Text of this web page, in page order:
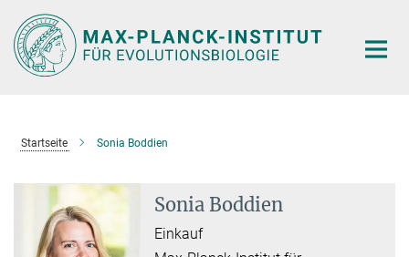
Hauptinhalt
Startseite Sonia Boddien
Sonia Boddien
Einkauf